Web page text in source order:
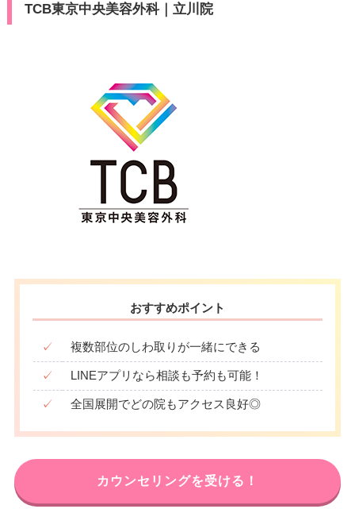
TCB東京中央美容外科｜立川院
おすすめポイント
✓ 複数部位のしわ取りが一緒にできる
✓ LINEアプリなら相談も予約も可能！
✓ 全国展開でどの院もアクセス良好◎
カウンセリングを受ける！